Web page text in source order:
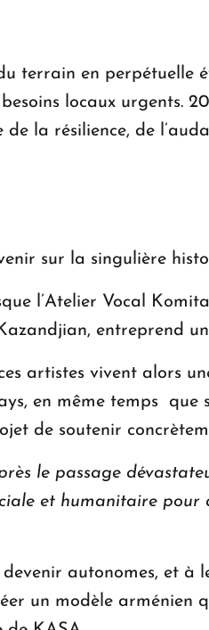
terrain en
locaux urgents.
la résilience, de
sur la singulière
l’Atelier Vocal
entreprend
artistes vivent alors
en même temps
de soutenir
le passage
et humanitaire pour
devenir autonomes, et
un modèle